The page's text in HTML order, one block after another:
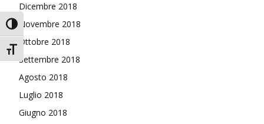
Attiva/disattiva alto contrasto
Attiva/disattiva dimensione testo
Dicembre 2018
Novembre 2018
Ottobre 2018
Settembre 2018
Agosto 2018
Luglio 2018
Giugno 2018